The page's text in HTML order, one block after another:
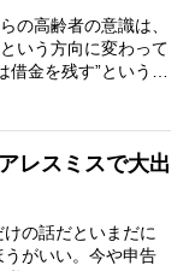
の高齢者の意識は、
いう方向に変わって
金を残す”というく
レスミスで大出
の話だといまだに
がいい。今や申告